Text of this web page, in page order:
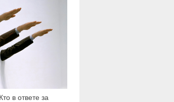
в ответе за